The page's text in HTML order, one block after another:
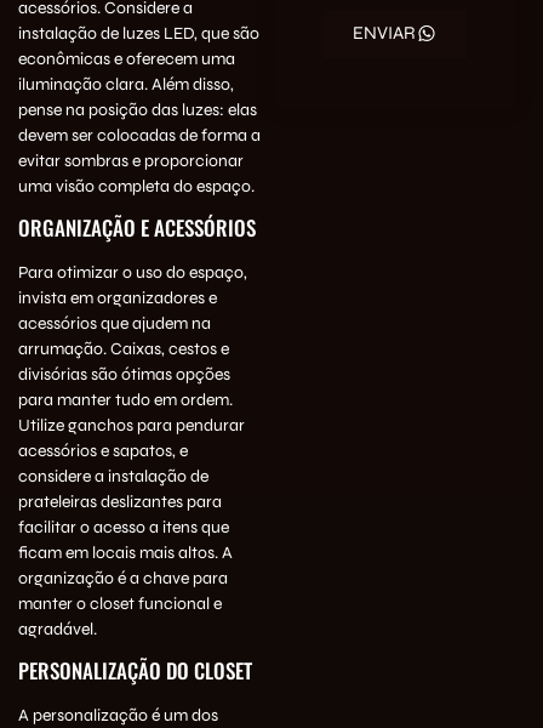
acessórios. Considere a
instalação de luzes LED, que são
econômicas e oferecem uma
iluminação clara. Além disso,
pense na posição das luzes: elas
devem ser colocadas de forma a
evitar sombras e proporcionar
uma visão completa do espaço.
ORGANIZAÇÃO E ACESSÓRIOS
Para otimizar o uso do espaço,
invista em organizadores e
acessórios que ajudem na
arrumação. Caixas, cestos e
divisórias são ótimas opções
para manter tudo em ordem.
Utilize ganchos para pendurar
acessórios e sapatos, e
considere a instalação de
prateleiras deslizantes para
facilitar o acesso a itens que
ficam em locais mais altos. A
organização é a chave para
manter o closet funcional e
agradável.
PERSONALIZAÇÃO DO CLOSET
A personalização é um dos
ENVIAR